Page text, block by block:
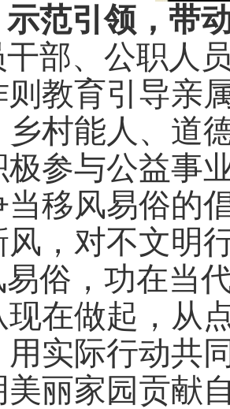
范引领，带
干部、公职人
则教育引导亲
乡村能人、道
极参与公益事
当移风易俗的
风，对不文明
俗，功在当
现在做起，从
用实际行动共
美丽家园贡献